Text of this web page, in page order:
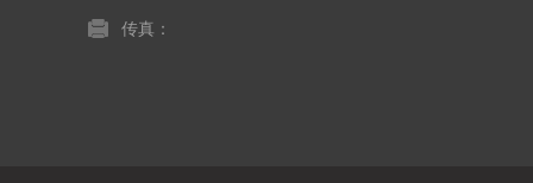
传真：